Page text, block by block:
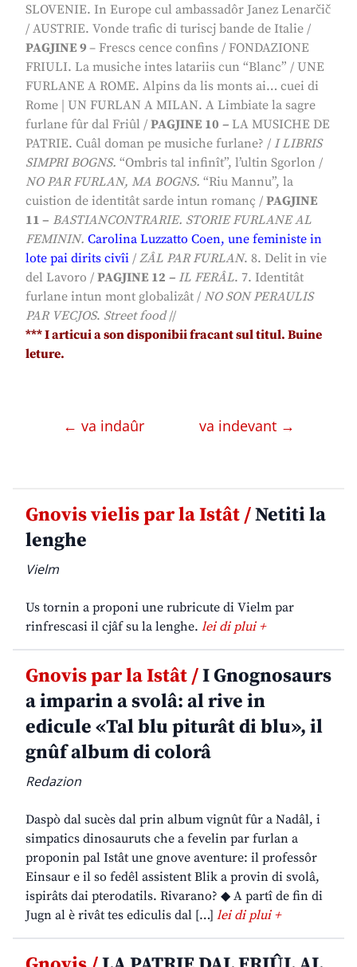
SLOVENIE. In Europe cul ambassadôr Janez Lenarčič
/ AUSTRIE. Vonde trafic di turiscj bande de Italie /
PAGJINE 9 – Frescs cence confins / FONDAZIONE
FRIULI. La musiche intes latariis cun “Blanc” / UNE
FURLANE A ROME. Alpins da lis monts ai… cuei di
Rome | UN FURLAN A MILAN. A Limbiate la sagre
furlane fûr dal Friûl / PAGJINE 10 – LA MUSICHE DE
PATRIE. Cuâl doman pe musiche furlane? / I LIBRIS
SIMPRI BOGNS. “Ombris tal infinît”, l’ultin Sgorlon /
NO PAR FURLAN, MA BOGNS. “Riu Mannu”, la
cuistion de identitât sarde intun romanç / PAGJINE
11 – BASTIANCONTRARIE. STORIE FURLANE AL
FEMININ. Carolina Luzzatto Coen, une feministe in
lote pai dirits civîi / ZÂL PAR FURLAN. 8. Delit in vie
del Lavoro / PAGJINE 12 – IL FERÂL. 7. Identitât
furlane intun mont globalizât / NO SON PERAULIS
PAR VECJOS. Street food//
***I articui a son disponibii fracant sul titul. Buine
leture.
← va indaûr va indevant →
Gnovis vielis par la Istât /Netiti la
lenghe
Vielm
Us tornin a proponi une rubricute di Vielm par
rinfrescasi il cjâf su la lenghe. lei di plui +
Gnovis par la Istât /I Gnognosaurs
a imparin a svolâ: al rive in
edicule «Tal blu piturât di blu», il
gnûf album di colorâ
Redazion
Daspò dal sucès dal prin album vignût fûr a Nadâl, i
simpatics dinosauruts che a fevelin par furlan a
proponin pal Istât une gnove aventure: il professôr
Einsaur e il so fedêl assistent Blik a provin di svolâ,
ispirâts dai pterodatils. Rivarano? ◆ A partî de fin di
Jugn al è rivât tes ediculis dal […] lei di plui +